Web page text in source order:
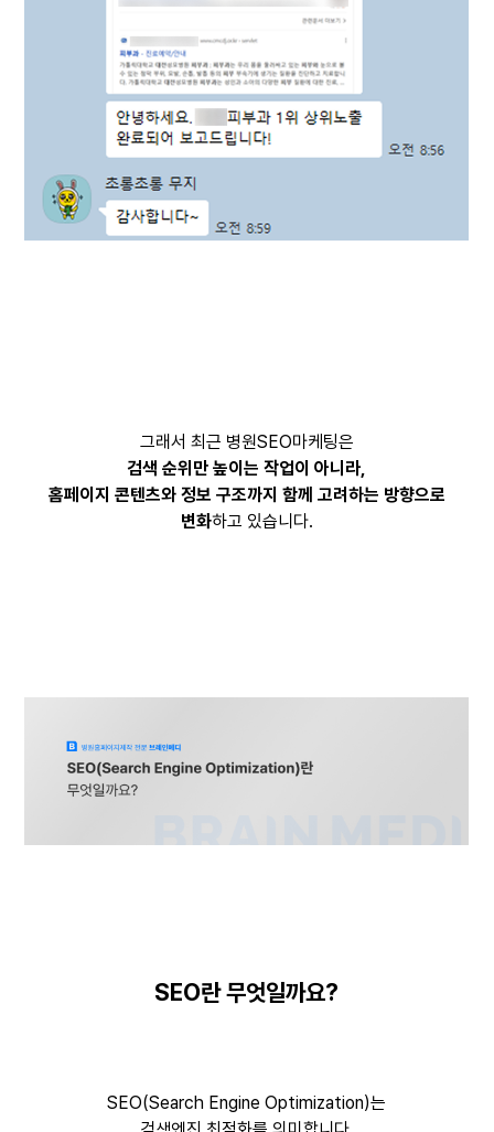
그래서 최근 병원SEO마케팅은
검색 순위만 높이는 작업이 아니라,
홈페이지 콘텐츠와 정보 구조까지 함께 고려하는 방향으로
변화하고 있습니다.
SEO란 무엇일까요?
SEO(Search Engine Optimization)는